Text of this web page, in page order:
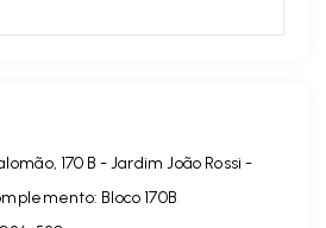
170 B - Jardim João Rossi -
Bloco 170B